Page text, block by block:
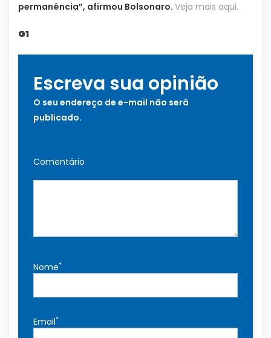
permanência”, afirmou Bolsonaro. Veja mais aqui.
G1
Escreva sua opinião
O seu endereço de e-mail não será
publicado.
Comentário
Nome*
Email*